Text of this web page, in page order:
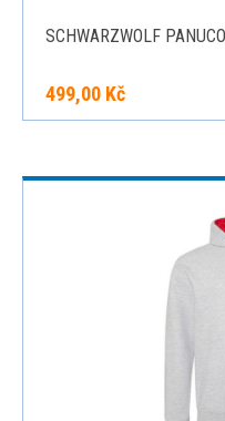
SCHWARZWOLF
499,00 Kč